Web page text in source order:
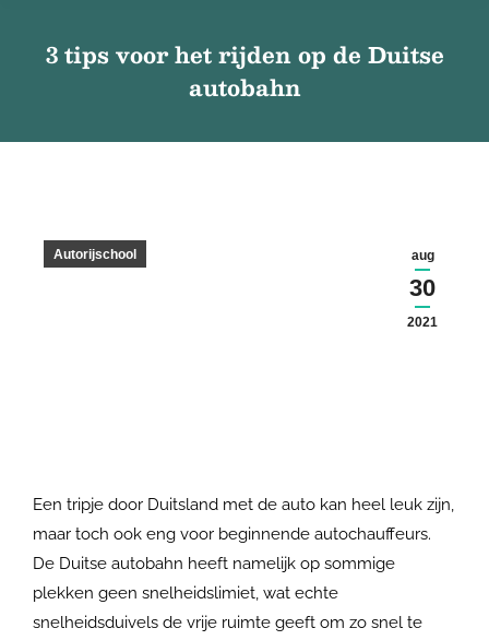
3 tips voor het rijden op de Duitse
autobahn
aug
30
2021
Autorijschool
Een tripje door Duitsland met de auto kan heel leuk zijn,
maar toch ook eng voor beginnende autochauffeurs.
De Duitse autobahn heeft namelijk op sommige
plekken geen snelheidslimiet, wat echte
snelheidsduivels de vrije ruimte geeft om zo snel te